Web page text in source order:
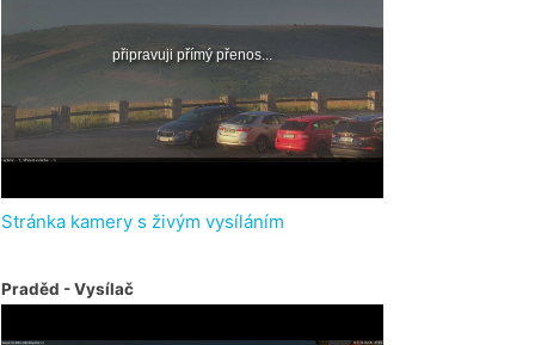
Stránka kamery s živým vysíláním
Praděd - Vysílač